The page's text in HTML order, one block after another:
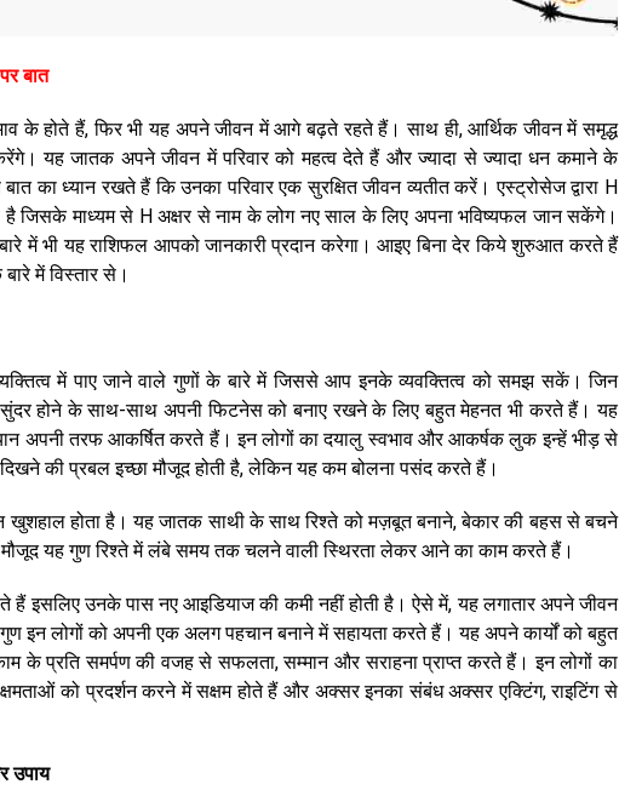
बात
के होते हैं, फिर भी यह अपने जीवन में आगे बढ़ते रहते हैं। साथ ही, आर्थिक जीवन में समृद्ध
यह जातक अपने जीवन में परिवार को महत्व देते हैं और ज्यादा से ज्यादा धन कमाने के
का ध्यान रखते हैं कि उनका परिवार एक सुरक्षित जीवन व्यतीत करें। एस्ट्रोसेज द्वारा H
है जिसके माध्यम से H अक्षर से नाम के लोग नए साल के लिए अपना भविष्यफल जान सकेंगे।
में भी यह राशिफल आपको जानकारी प्रदान करेगा। आइए बिना देर किये शुरुआत करते हैं
में विस्तार से।
में पाए जाने वाले गुणों के बारे में जिससे आप इनके व्यवक्तित्व को समझ सकें। जिन
सुंदर होने के साथ-साथ अपनी फिटनेस को बनाए रखने के लिए बहुत मेहनत भी करते हैं। यह
अपनी तरफ आकर्षित करते हैं। इन लोगों का दयालु स्वभाव और आकर्षक लुक इन्हें भीड़ से
की प्रबल इच्छा मौजूद होती है, लेकिन यह कम बोलना पसंद करते हैं।
खुशहाल होता है। यह जातक साथी के साथ रिश्ते को मज़बूत बनाने, बेकार की बहस से बचने
यह गुण रिश्ते में लंबे समय तक चलने वाली स्थिरता लेकर आने का काम करते हैं।
हैं इसलिए उनके पास नए आइडियाज की कमी नहीं होती है। ऐसे में, यह लगातार अपने जीवन
लोगों को अपनी एक अलग पहचान बनाने में सहायता करते हैं। यह अपने कार्यों को बहुत
प्रति समर्पण की वजह से सफलता, सम्मान और सराहना प्राप्त करते हैं। इन लोगों का
को प्रदर्शन करने में सक्षम होते हैं और अक्सर इनका संबंध अक्सर एक्टिंग, राइटिंग से
उपाय